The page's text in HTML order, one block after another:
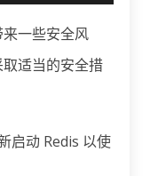
一些安全风
适当的安全措
启动 Redis 以使